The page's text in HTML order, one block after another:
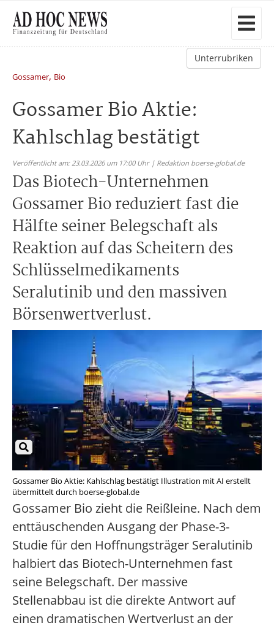
Unterrubriken
Gossamer, Bio
Gossamer Bio Aktie:
Kahlschlag bestätigt
Veröffentlicht am: 23.03.2026 um 17:00 Uhr | Redaktion boerse-global.de
Das Biotech-Unternehmen
Gossamer Bio reduziert fast die
Hälfte seiner Belegschaft als
Reaktion auf das Scheitern des
Schlüsselmedikaments
Seralutinib und den massiven
Börsenwertverlust.
Gossamer Bio Aktie: Kahlschlag bestätigt Illustration mit AI erstellt
übermittelt durch boerse-global.de
Gossamer Bio zieht die Reißleine. Nach dem
enttäuschenden Ausgang der Phase-3-
Studie für den Hoffnungsträger Seralutinib
halbiert das Biotech-Unternehmen fast
seine Belegschaft. Der massive
Stellenabbau ist die direkte Antwort auf
einen dramatischen Wertverlust an der